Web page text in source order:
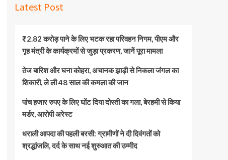
Latest Post
₹2.82 करोड़ पाने के लिए भटक रहा परिवहन निगम, पीएम और
गृह मंत्री के कार्यक्रमों से जुड़ा प्रकरण, जानें पूरा मामला
तेज बारिश और घना कोहरा, अचानक झाड़ी से निकला जंगल का
शिकारी, ले ली 48 साल की कमला की जान
पांच हजार रुपए के लिए घोंट दिया दोस्ती का गला, बेरहमी से किया
मर्डर, आरोपी अरेस्ट
धराली आपदा की पहली बरसी: ग्रामीणों ने दी दिवंगतों को
श्रद्धांजलि, दर्द के साथ नई शुरुआत की उम्मीद